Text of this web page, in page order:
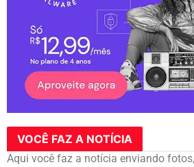
VOCÊ FAZ A NOTÍCIA
Aqui você faz a notícia enviando